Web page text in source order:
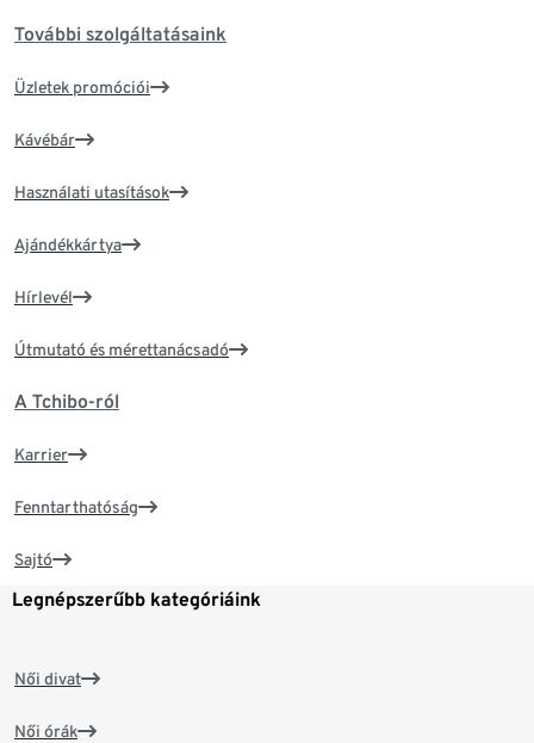
További szolgáltatásaink
Üzletek promóciói
Kávébár
Használati utasítások
Ajándékkártya
Hírlevél
Útmutató és mérettanácsadó
A Tchibo-ról
Karrier
Fenntarthatóság
Sajtó
Legnépszerűbb kategóriáink
Női divat
Női órák